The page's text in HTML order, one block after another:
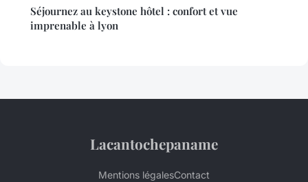
Séjournez au keystone hôtel : confort et vue
imprenable à lyon
Lacantochepaname
Mentions légalesContact